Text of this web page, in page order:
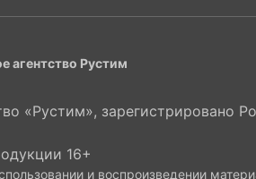
агентство Рустим
«Рустим», зарегистрировано
16+
и воспроизведении